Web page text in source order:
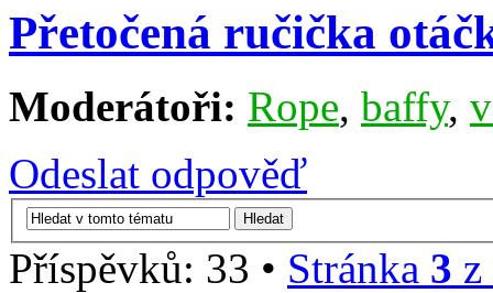
Přetočená ručička
Moderátoři: Rope, baffy,
Odeslat odpověď
Příspěvků: 33 • Stránka 3 z